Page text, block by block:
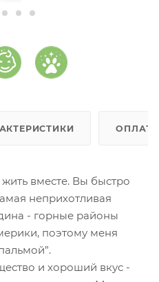
вместе. Вы быстро
неприхотливая
- горные районы
поэтому меня
и хороший вкус -